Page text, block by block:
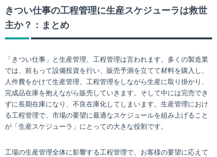
きつい仕事の工程管理に生産スケジューラは救世
主か？：まとめ
「きつい仕事」と生産管理、工程管理は言われます。多くの製造業
では、前もって設備投資を行い、販売予測を立てて材料を購入し、
人件費をかけて生産管理、工程管理をしながら生産に取り掛かり、
完成品在庫を抱えながら販売していきます。そして中には完売でき
ずに長期在庫になり、不良在庫化してしまいます。生産管理におけ
る工程管理で、市場の要望に最適なスケジュールを組み上げること
が「生産スケジューラ」にとっての大きな役割です。
工場の生産管理全体に影響する工程管理で、お客様の要望に応えて